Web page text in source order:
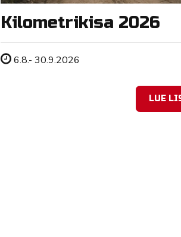
Kilometrikisa 2026
Tapahtuman ajankohta
6.8.- 30.9.2026
LUE